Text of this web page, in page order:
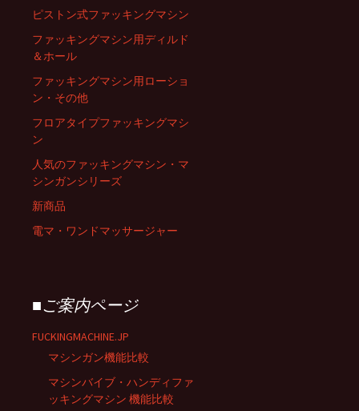
ピストン式ファッキングマシン
ファッキングマシン用ディルド
＆ホール
ファッキングマシン用ローショ
ン・その他
フロアタイプファッキングマシ
ン
人気のファッキングマシン・マ
シンガンシリーズ
新商品
電マ・ワンドマッサージャー
■ご案内ページ
FUCKINGMACHINE.JP
マシンガン機能比較
マシンバイブ・ハンディファ
ッキングマシン 機能比較